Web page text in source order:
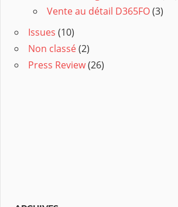
Vente au détail D365FO(3)
Issues (10)
Non classé(2)
Press Review(26)